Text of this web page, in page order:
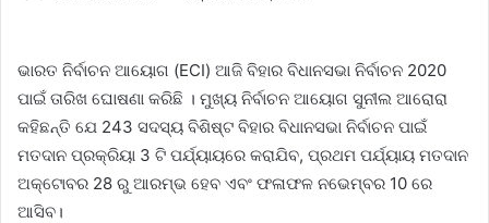
ଭାରତ ନିର୍ବାଚନ ଆୟୋଗ (ECI) ଆଜି ବିହାର ବିଧାନସଭା ନିର୍ବାଚନ 2020
ପାଇଁ ତାରିଖ ଘୋଷଣା କରିଛି । ମୁଖ୍ୟ ନିର୍ବାଚନ ଆୟୋଗ ସୁନୀଲ ଆରୋରା
କହିଛନ୍ତି ଯେ 243 ସଦସ୍ୟ ବିଶିଷ୍ଟ ବିହାର ବିଧାନସଭା ନିର୍ବାଚନ ପାଇଁ
ମତଦାନ ପ୍ରକ୍ରିୟା 3 ଟି ପର୍ଯ୍ୟାୟରେ କରାଯିବ, ପ୍ରଥମ ପର୍ଯ୍ୟାୟ ମତଦାନ
ଅକ୍ଟୋବର 28 ରୁ ଆରମ୍ଭ ହେବ ଏବଂ ଫଳାଫଳ ନଭେମ୍ବର 10 ରେ
ଆସିବ।